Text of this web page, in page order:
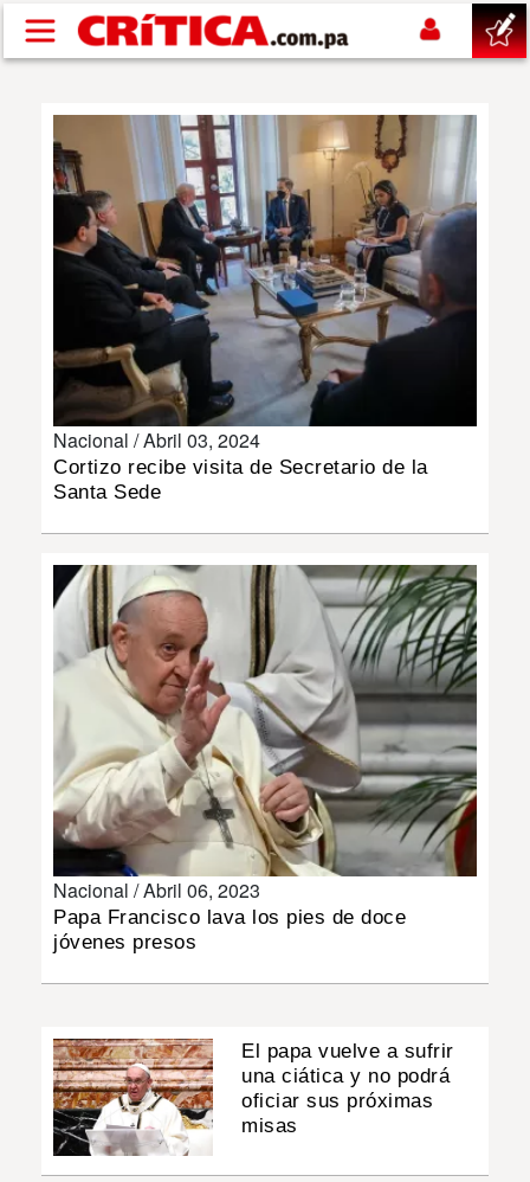
Pasar al contenido principal
SUCESOS
NACIONAL
SHOW
DEPORTES
INSÓLITAS
MULTIMEDIA
IMPRESO
Nacional /Abril 03, 2024
Cortizo recibe visita de Secretario de la
Santa Sede
Nacional /Abril 06, 2023
Papa Francisco lava los pies de doce
jóvenes presos
El papa vuelve a sufrir
una ciática y no podrá
oficiar sus próximas
misas